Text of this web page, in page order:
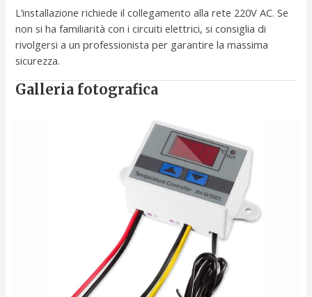
L’installazione richiede il collegamento alla rete 220V AC. Se
non si ha familiarità con i circuiti elettrici, si consiglia di
rivolgersi a un professionista per garantire la massima
sicurezza.
Galleria fotografica